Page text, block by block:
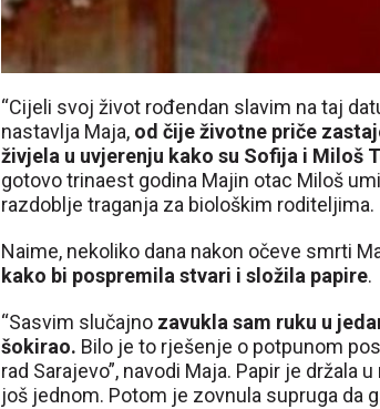
“Cijeli svoj život rođendan slavim na taj
nastavlja Maja, od čije životne priče
živjela u uvjerenju kako su Sofija i Miloš
gotovo trinaest godina Majin otac Miloš
razdoblje traganja za biološkim roditeljima.
Naime, nekoliko dana nakon očeve smrti
kako bi pospremila stvari i složila papire.
“Sasvim slučajno zavukla sam ruku u
šokirao. Bilo je to rješenje o potpunom
rad Sarajevo”, navodi Maja. Papir je držala
još jednom. Potom je zovnula supruga da